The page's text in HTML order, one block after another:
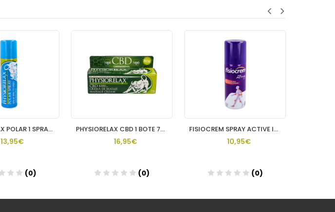
PHYSIORELAX POLAR 1 SPRAY 150 ML
13,95€
(0)
PHYSIORELAX CBD 1 BOTE 75 ML
16,95€
(0)
FISIOCREM SPRAY ACTIVE ICE 150 ML
10,95€
(0)